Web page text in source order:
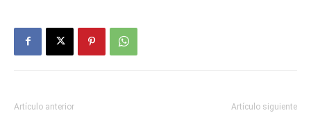
Artículo anterior Artículo siguiente